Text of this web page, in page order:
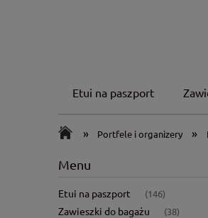
Etui na paszport
» Portfele i organizery »
Menu
Etui na paszport (146)
Zawieszki do bagażu (38)